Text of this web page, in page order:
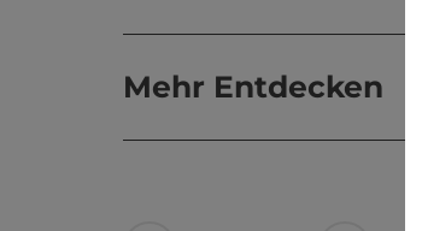
Mehr Entdecken